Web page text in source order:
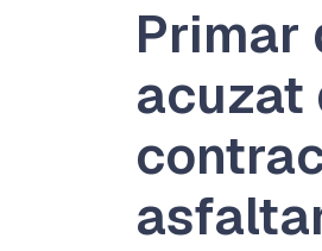
Primar
acuzat